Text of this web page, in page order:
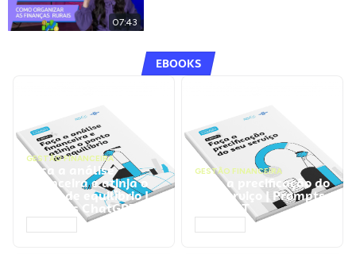
07:43
EBOOKS
GESTÃO FINANCEIRA
Faça a análise
financeira e atinja o
ponto de equilíbrio |
Prompts ChatGPT
GESTÃO FINANCEIRA
Faça a precificação do
seu serviço | Prompts
ChatGPT